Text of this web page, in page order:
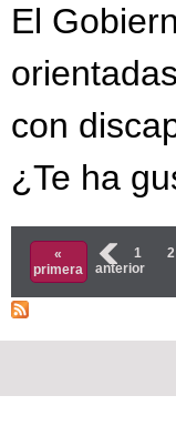
El
con
¿Te ha
Páginas
«
primera
‹
anterior
1 2